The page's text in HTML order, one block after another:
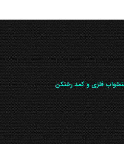
فلزی و کمد رختکن